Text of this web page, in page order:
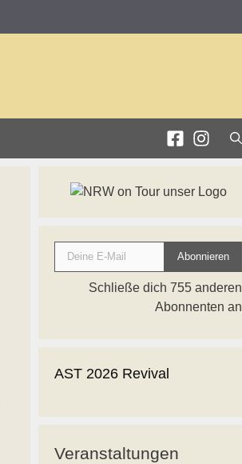
Deine E-Mail
Abonnieren
Schließe dich 755 anderen
Abonnenten an
AST 2026 Revival
Veranstaltungen